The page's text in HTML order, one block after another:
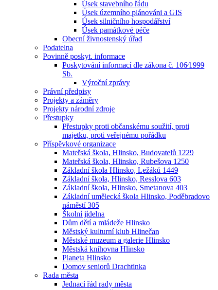
Úsek stavebního řádu
Úsek územního plánováni a GIS
Úsek silničního hospodářství
Úsek památkové péče
Obecní živnostenský úřad
Podatelna
Povinně poskyt. informace
Poskytování informací dle zákona č. 106⁄1999
Sb.
Výroční zprávy
Právní předpisy
Projekty a záměry
Projekty národní zdroje
Přestupky
Přestupky proti občanskému soužití, proti
majetku, proti veřejnému pořádku
Příspěvkové organizace
Mateřská škola, Hlinsko, Budovatelů 1229
Mateřská škola, Hlinsko, Rubešova 1250
Základní škola Hlinsko, Ležáků 1449
Základní škola, Hlinsko, Resslova 603
Základní škola, Hlinsko, Smetanova 403
Základní umělecká škola Hlinsko, Poděbradovo
náměstí 305
Školní jídelna
Dům dětí a mládeže Hlinsko
Městský kulturní klub Hlinečan
Městské muzeum a galerie Hlinsko
Městská knihovna Hlinsko
Planeta Hlinsko
Domov seniorů Drachtinka
Rada města
Jednací řád rady města